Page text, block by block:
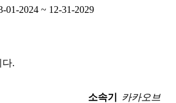
01-2024 ~ 12-31-2029
다.
소속기
카카오브